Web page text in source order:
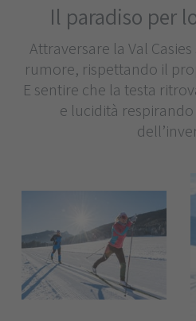
Il paradiso per
Attraversare la Val
rumore, rispettando il
E sentire che la testa
e lucidità